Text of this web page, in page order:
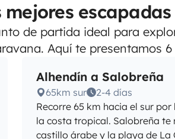
mejores
de partida ideal para
Aquí te presentamos
Alhendín a Salobreña
65km sur
2-4 días
Recorre 65 km hacia el sur
la costa tropical. Salobreña te
castillo árabe y la playa de La